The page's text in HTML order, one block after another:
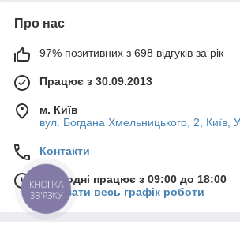
Про нас
97% позитивних з 698 відгуків за рік
Працює з 30.09.2013
м. Київ
вул. Богдана Хмельницького, 2, Київ,
Контакти
Сьогодні працює з 09:00 до 18:00
Показати весь графік роботи
КНОПКА
ЗВ'ЯЗКУ